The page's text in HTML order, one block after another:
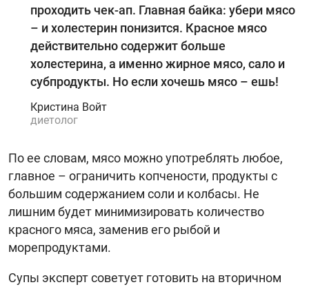
проходить чек-ап. Главная байка: убери мясо
– и холестерин понизится. Красное мясо
действительно содержит больше
холестерина, а именно жирное мясо, сало и
субпродукты. Но если хочешь мясо – ешь!
Кристина Войт
диетолог
По ее словам, мясо можно употреблять любое,
главное – ограничить копчености, продукты с
большим содержанием соли и колбасы. Не
лишним будет минимизировать количество
красного мяса, заменив его рыбой и
морепродуктами.
Супы эксперт советует готовить на вторичном